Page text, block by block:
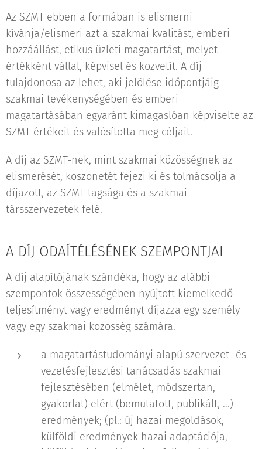
Az SZMT ebben a formában is elismerni
kívánja/elismeri azt a szakmai kvalitást, emberi
hozzáállást, etikus üzleti magatartást, melyet
értékként vállal, képvisel és közvetít. A díj
tulajdonosa az lehet, aki jelölése időpontjáig
szakmai tevékenységében és emberi
magatartásában egyaránt kimagaslóan képviselte az
SZMT értékeit és valósította meg céljait.
A díj az SZMT-nek, mint szakmai közösségnek az
elismerését, köszönetét fejezi ki és tolmácsolja a
díjazott, az SZMT tagsága és a szakmai
társszervezetek felé.
A DÍJ ODAÍTÉLÉSÉNEK SZEMPONTJAI
A díj alapítójának szándéka, hogy az alábbi
szempontok összességében nyújtott kiemelkedő
teljesítményt vagy eredményt díjazza egy személy
vagy egy szakmai közösség számára.
a magatartástudományi alapú szervezet- és
vezetésfejlesztési tanácsadás szakmai
fejlesztésében (elmélet, módszertan,
gyakorlat) elért (bemutatott, publikált, ...)
eredmények; (pl.: új hazai megoldások,
külföldi eredmények hazai adaptációja,